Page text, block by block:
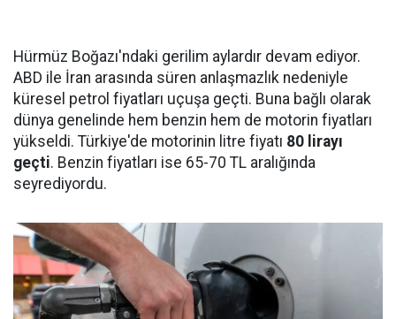
Hürmüz Boğazı'ndaki gerilim aylardır devam ediyor.
ABD ile İran arasında süren anlaşmazlık nedeniyle
küresel petrol fiyatları uçuşa geçti. Buna bağlı olarak
dünya genelinde hem benzin hem de motorin fiyatları
yükseldi. Türkiye'de motorinin litre fiyatı 80 lirayı
geçti. Benzin fiyatları ise 65-70 TL aralığında
seyrediyordu.